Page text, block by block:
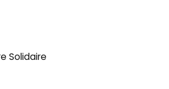
Solidaire